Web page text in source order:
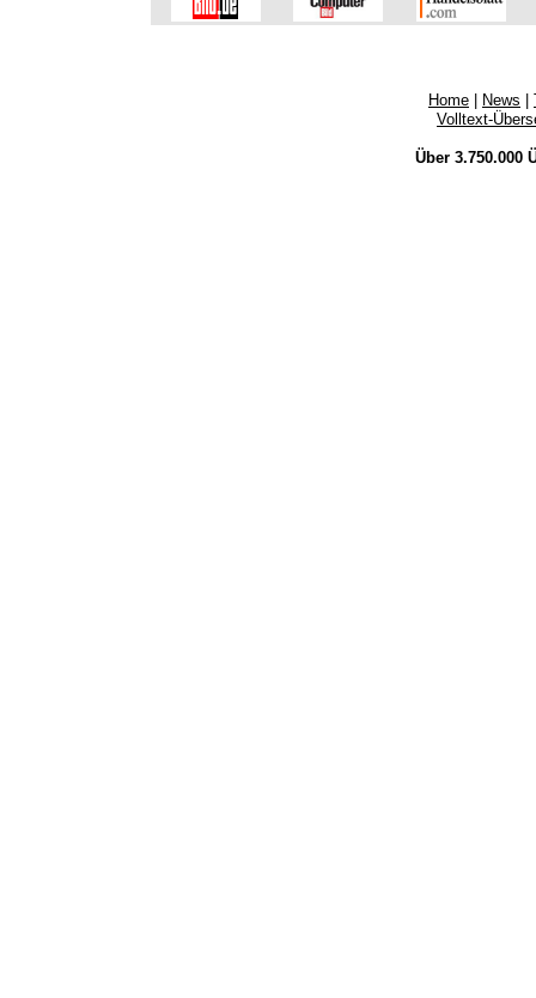
Home News
Volltext-
Über 3.750.000